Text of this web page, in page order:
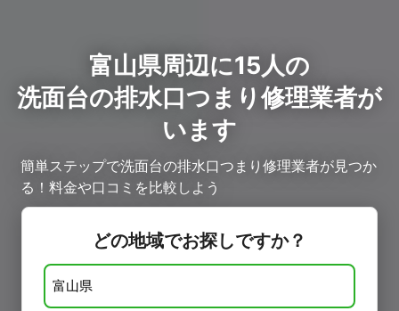
富山県周辺に15人の
洗面台の排水口つまり修理業者が
います
簡単ステップで洗面台の排水口つまり修理業者が見つか
る！料金や口コミを比較しよう
どの地域でお探しですか？